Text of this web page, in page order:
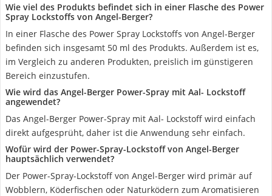
Wie viel des Produkts befindet sich in einer Flasche des Power
Spray Lockstoffs von Angel-Berger?
In einer Flasche des Power Spray Lockstoffs von Angel-Berger
befinden sich insgesamt 50 ml des Produkts. Außerdem ist es,
im Vergleich zu anderen Produkten, preislich im günstigeren
Bereich einzustufen.
Wie wird das Angel-Berger Power-Spray mit Aal- Lockstoff
angewendet?
Das Angel-Berger Power-Spray mit Aal- Lockstoff wird einfach
direkt aufgesprüht, daher ist die Anwendung sehr einfach.
Wofür wird der Power-Spray-Lockstoff von Angel-Berger
hauptsächlich verwendet?
Der Power-Spray-Lockstoff von Angel-Berger wird primär auf
Wobblern, Köderfischen oder Naturködern zum Aromatisieren